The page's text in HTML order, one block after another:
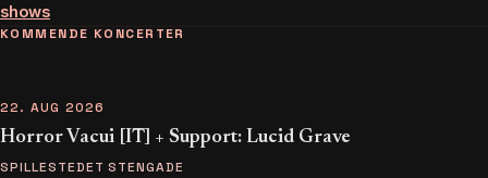
shows
KOMMENDE KONCERTER
22. AUG 2026
Horror Vacui [IT] + Support: Lucid Grave
SPILLESTEDET STENGADE